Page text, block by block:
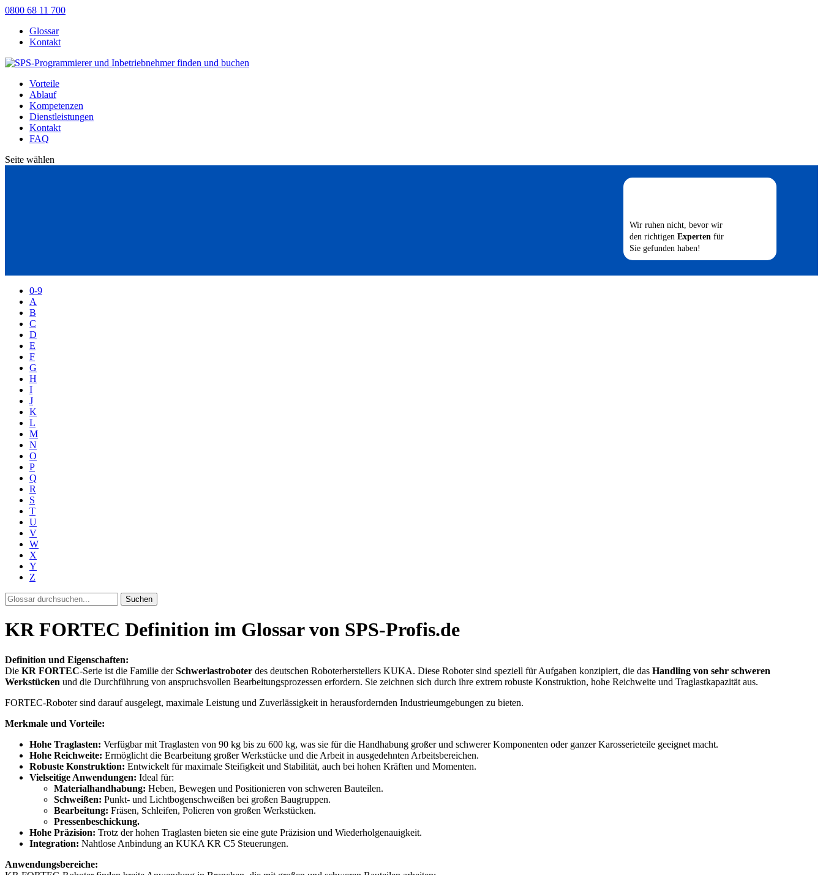
0800 68 11 700
Glossar
Kontakt
Vorteile
Ablauf
Kompetenzen
Dienstleistungen
Kontakt
FAQ
Seite wählen
Wir ruhen nicht, bevor wir
den richtigen Experten für
Sie gefunden haben!
0-9
A
B
C
D
E
F
G
H
I
J
K
L
M
N
O
P
Q
R
S
T
U
V
W
X
Y
Z
Suchen
KR FORTEC Definition im Glossar von SPS-Profis.de
Definition und Eigenschaften:
Die KR FORTEC-Serie ist die Familie derSchwerlastroboter des deutschen Roboterherstellers KUKA. Diese Roboter sind speziell für Aufgaben konzipiert, die das Handling von sehr schweren
Werkstücken und die Durchführung von anspruchsvollen Bearbeitungsprozessen erfordern. Sie zeichnen sich durch ihre extrem robuste Konstruktion, hohe Reichweite und Traglastkapazität aus.
FORTEC-Roboter sind darauf ausgelegt, maximale Leistung und Zuverlässigkeit in herausfordernden Industrieumgebungen zu bieten.
Merkmale und Vorteile:
Hohe Traglasten: Verfügbar mit Traglasten von 90 kg bis zu 600 kg, was sie für die Handhabung großer und schwerer Komponenten oder ganzer Karosserieteile geeignet macht.
Hohe Reichweite: Ermöglicht die Bearbeitung großer Werkstücke und die Arbeit in ausgedehnten Arbeitsbereichen.
Robuste Konstruktion: Entwickelt für maximale Steifigkeit und Stabilität, auch bei hohen Kräften und Momenten.
Vielseitige Anwendungen: Ideal für:
Materialhandhabung: Heben, Bewegen und Positionieren von schweren Bauteilen.
Schweißen: Punkt- und Lichtbogenschweißen bei großen Baugruppen.
Bearbeitung: Fräsen, Schleifen, Polieren von großen Werkstücken.
Pressenbeschickung.
Hohe Präzision: Trotz der hohen Traglasten bieten sie eine gute Präzision und Wiederholgenauigkeit.
Integration: Nahtlose Anbindung an KUKA KR C5 Steuerungen.
Anwendungsbereiche: